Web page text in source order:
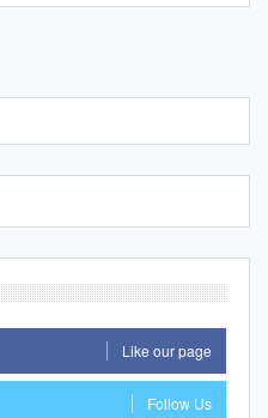
Like our page
Follow Us